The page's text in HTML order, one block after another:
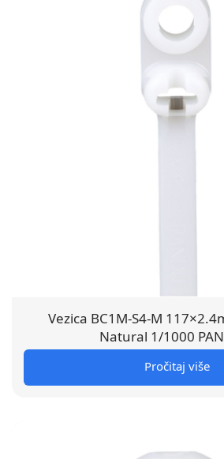
Vezica BC1M-S4-M
Natural 1/1000
Pročitaj više